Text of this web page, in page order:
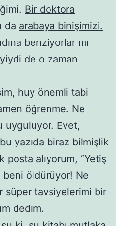
Bir doktora
da arabaya binişimizi.
benziyorlar mı
de o zaman
huy önemli tabi
öğrenme. Ne
uyguluyor. Evet,
yazıda biraz bilmişlik
posta alıyorum, “Yetiş
beni öldürüyor! Ne
süper tavsiyelerimi bir
dedim.